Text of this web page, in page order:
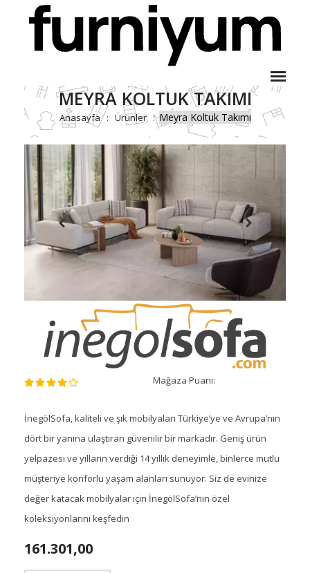
MEYRA KOLTUK TAKIMI
Anasayfa Ürünler Meyra Koltuk Takımı
Mağaza Puanı:
İnegölSofa, kaliteli ve şık mobilyaları Türkiye’ye ve Avrupa’nın
dört bir yanına ulaştıran güvenilir bir markadır. Geniş ürün
yelpazesi ve yılların verdiği 14 yıllık deneyimle, binlerce mutlu
müşteriye konforlu yaşam alanları sunuyor. Siz de evinize
değer katacak mobilyalar için İnegölSofa’nın özel
koleksiyonlarını keşfedin
161.301,00